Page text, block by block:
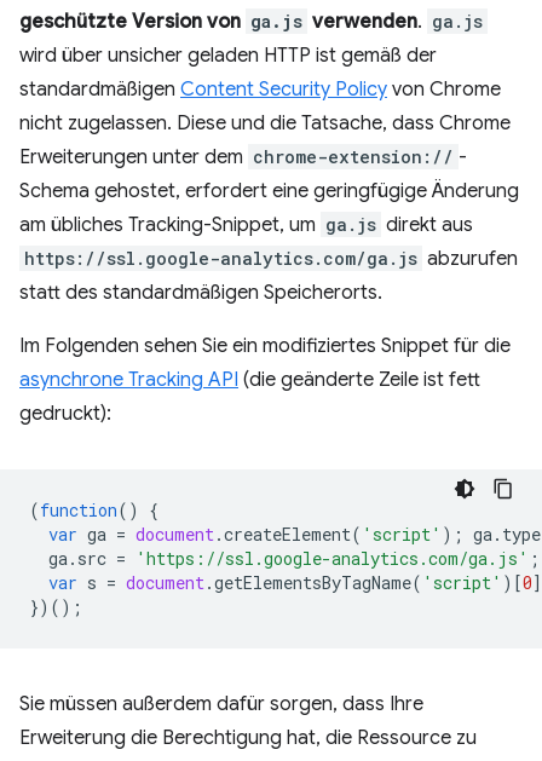
geschützte Version von ga.js verwenden. ga.js
wird über unsicher geladen HTTP ist gemäß der
standardmäßigen Content Security Policy von Chrome
nicht zugelassen. Diese und die Tatsache, dass Chrome
Erweiterungen unter dem chrome-extension:// -
Schema gehostet, erfordert eine geringfügige Änderung
am übliches Tracking-Snippet, um ga.js direkt aus
https://ssl.google-analytics.com/ga.js abzurufen
statt des standardmäßigen Speicherorts.
Im Folgenden sehen Sie ein modifiziertes Snippet für die
asynchrone Tracking API (die geänderte Zeile ist fett
gedruckt):
(function()
{
var ga = document.createElement( 'script' ); ga. type
ga. src = 'https://ssl.google-analytics.com/ga.js' ;
var s = document.getElementsByTagName( 'script' )[0
})();
Sie müssen außerdem dafür sorgen, dass Ihre
Erweiterung die Berechtigung hat, die Ressource zu